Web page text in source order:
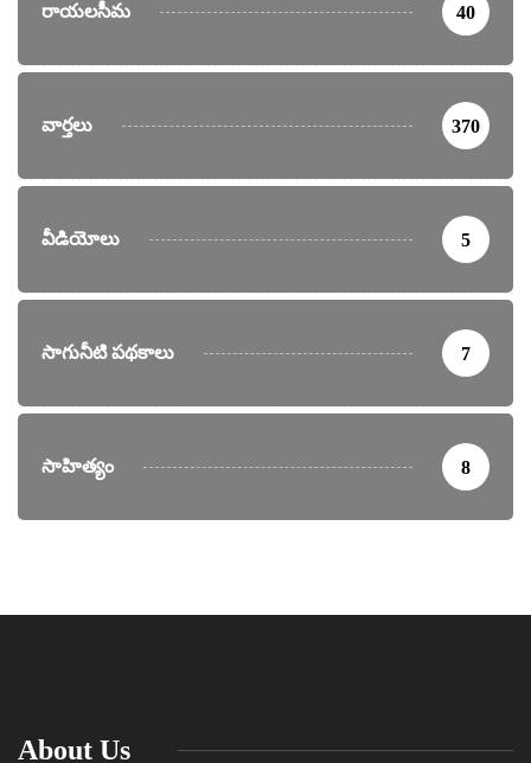
రాయలసీమ 40
వార్తలు 370
వీడియోలు 5
సాగునీటి పథకాలు 7
సాహిత్యం 8
About Us